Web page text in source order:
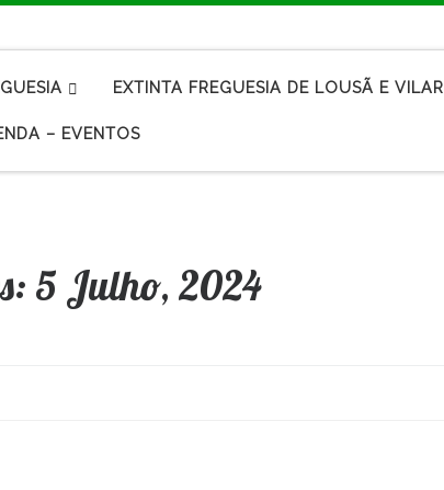
EXTINTA FREGUESIA DE LOUSÃ E
– EVENTOS
5 Julho, 2024